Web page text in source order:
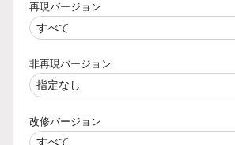
再現バージョン
非再現バージョン
改修バージョン